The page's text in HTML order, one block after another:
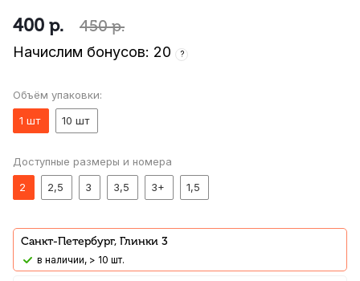
400 р. 450р.
Начислим бонусов: 20 ?
Объём упаковки:
1 шт
10 шт
Доступные размеры и номера
2
2,5 3 3,5 3+ 1,5
Санкт-Петербург, Глинки 3
В наличии, > 10 шт.